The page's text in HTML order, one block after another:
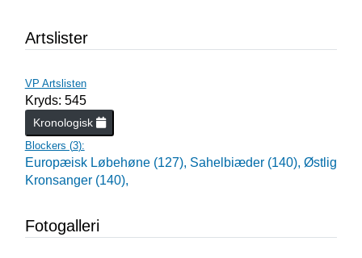
Artslister
VP Artslisten
Kryds: 545
Kronologisk
Blockers (3):
Europæisk Løbehøne (127), Sahelbiæder (140), Østlig
Kronsanger (140),
Fotogalleri